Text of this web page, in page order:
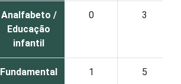
Analfabeto /
Educação
infantil
0 3
Fundamental 1 5